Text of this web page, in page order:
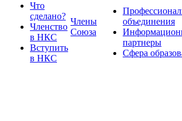
Что
сделано?
Членство
в НКС
Вступить
в НКС
Члены
Союза
объединения
партнеры
Сфера